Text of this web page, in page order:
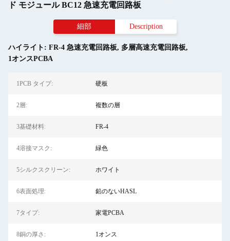
ド モジュール BC12 急速充電回路板
細部 Description
ハイライト: FR-4 急速充電回路板, 多層高速充電回路板,
1オンスPCBA
1PCB タイプ: 硬板
2層: 複数の層
3基礎材料: FR-4
4溶接マスク: 緑色
5シルクスクリーン: ホワイト
6表面処理: 鉛のないHASL
7タイプ: 家電PCBA
8銅の厚さ: 1オンス